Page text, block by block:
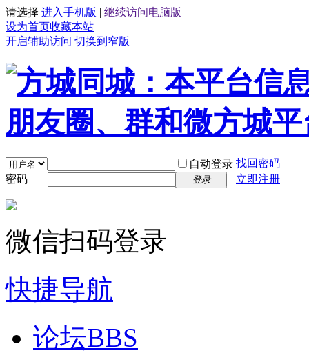
请选择 进入手机版 | 继续访问电脑版
设为首页收藏本站
开启辅助访问 切换到窄版
自动登录 找回密码
密码
登录 立即注册
微信扫码登录
快捷导航
论坛BBS